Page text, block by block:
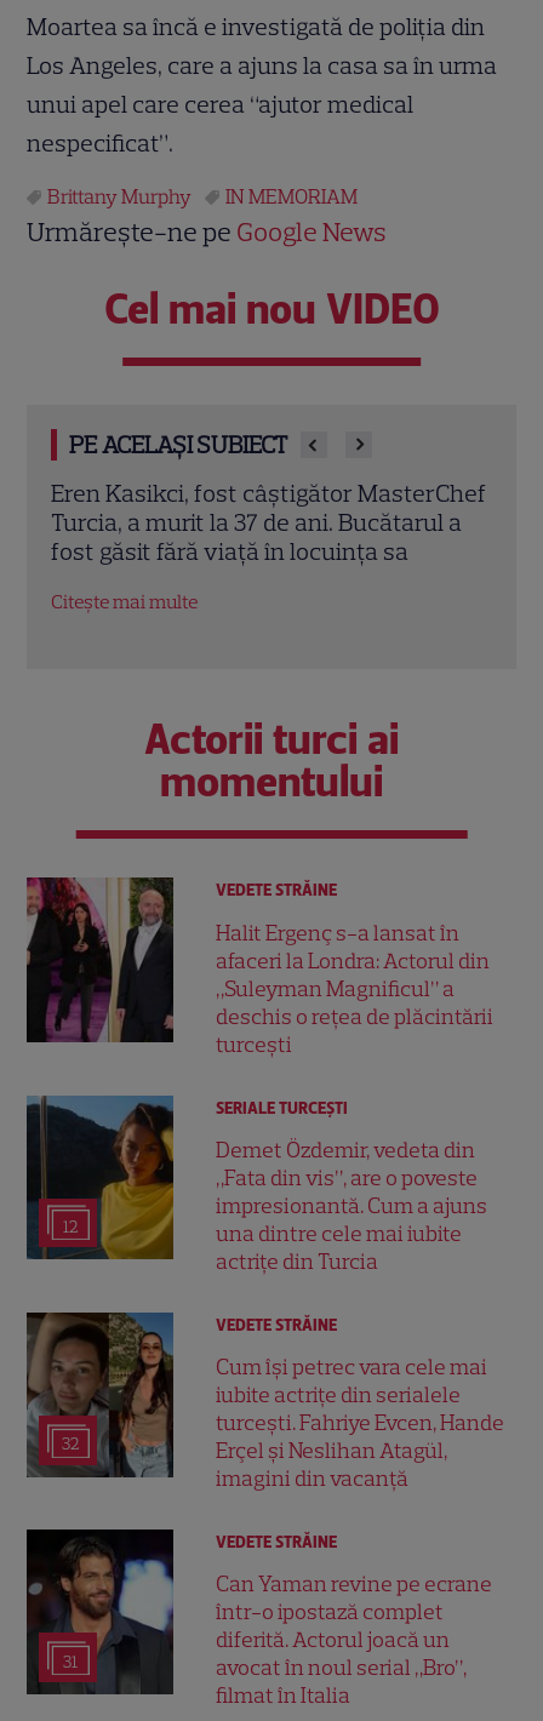
Moartea sa încă e investigată de poliţia din
Los Angeles, care a ajuns la casa sa în urma
unui apel care cerea “ajutor medical
nespecificat”.
Brittany Murphy IN MEMORIAM
Urmărește-ne pe Google News
Cel mai nou VIDEO
PE ACELAȘI SUBIECT
Trei cupluri revin la „Insula Iubirii –
Reuniuni”. Ce se întâmplă când se
întâlnesc din nou cu Radu Vâlcan
Citește mai multe
Actorii turci ai
momentului
VEDETE STRĂINE
Halit Ergenç s-a lansat în
afaceri la Londra: Actorul din
„Suleyman Magnificul” a
deschis o rețea de plăcintării
turcești
12
SERIALE TURCEŞTI
Demet Özdemir, vedeta din
„Fata din vis”, are o poveste
impresionantă. Cum a ajuns
una dintre cele mai iubite
actrițe din Turcia
32
VEDETE STRĂINE
Cum își petrec vara cele mai
iubite actrițe din serialele
turcești. Fahriye Evcen, Hande
Erçel și Neslihan Atagül,
imagini din vacanță
31
VEDETE STRĂINE
Can Yaman revine pe ecrane
într-o ipostază complet
diferită. Actorul joacă un
avocat în noul serial „Bro”,
filmat în Italia